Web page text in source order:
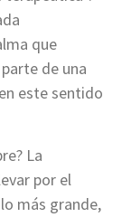
que
de una
este sentido
La
por el
más grande,